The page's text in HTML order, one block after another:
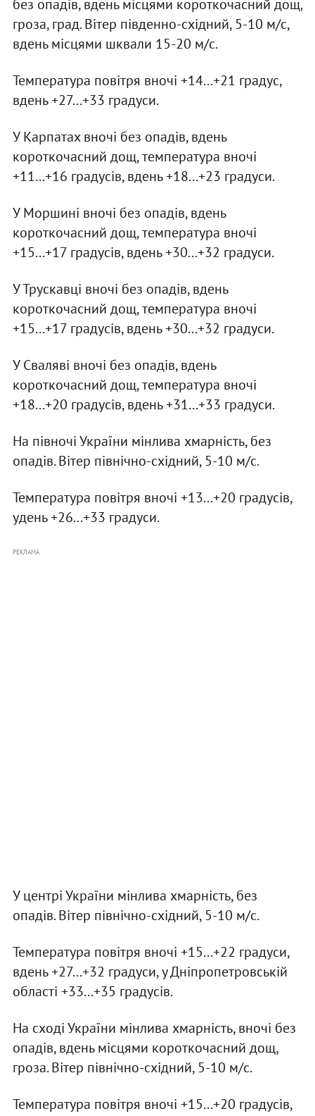
без опадів, вдень місцями короткочасний дощ,
гроза, град. Вітер південно-східний, 5-10 м/с,
вдень місцями шквали 15-20 м/с.
Температура повітря вночі +14...+21 градус,
вдень +27...+33 градуси.
У Карпатах вночі без опадів, вдень
короткочасний дощ, температура вночі
+11...+16 градусів, вдень +18...+23 градуси.
У Моршині вночі без опадів, вдень
короткочасний дощ, температура вночі
+15...+17 градусів, вдень +30...+32 градуси.
У Трускавці вночі без опадів, вдень
короткочасний дощ, температура вночі
+15...+17 градусів, вдень +30...+32 градуси.
У Сваляві вночі без опадів, вдень
короткочасний дощ, температура вночі
+18...+20 градусів, вдень +31...+33 градуси.
На півночі України мінлива хмарність, без
опадів. Вітер північно-східний, 5-10 м/с.
Температура повітря вночі +13...+20 градусів,
удень +26...+33 градуси.
РЕКЛАМА
У центрі України мінлива хмарність, без
опадів. Вітер північно-східний, 5-10 м/с.
Температура повітря вночі +15...+22 градуси,
вдень +27...+32 градуси, у Дніпропетровській
області +33...+35 градусів.
На сході України мінлива хмарність, вночі без
опадів, вдень місцями короткочасний дощ,
гроза. Вітер північно-східний, 5-10 м/с.
Температура повітря вночі +15...+20 градусів,